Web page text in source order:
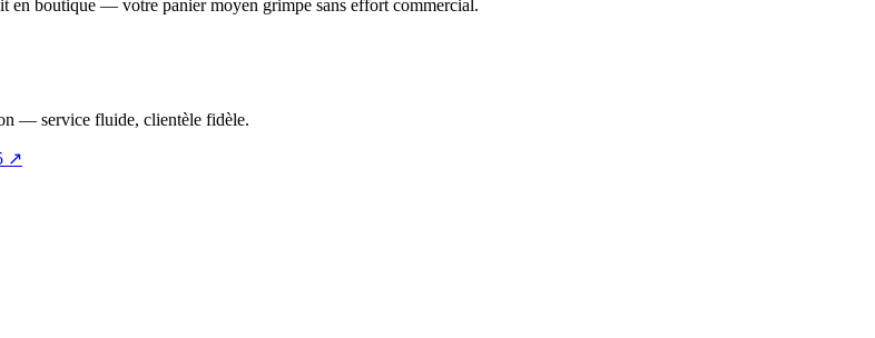
en boutique — votre panier moyen grimpe sans effort commercial.
— service fluide, clientèle fidèle.
↗